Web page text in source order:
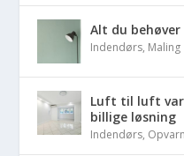
Alt du
Indendørs, Maling
Luft til luft
billige løsning
Indendørs,